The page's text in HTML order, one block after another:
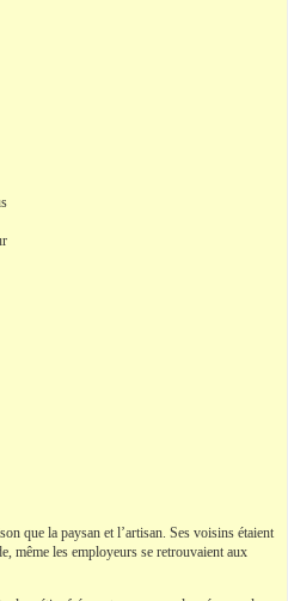
que la paysan et l’artisan. Ses voisins étaient
même les employeurs se retrouvaient aux